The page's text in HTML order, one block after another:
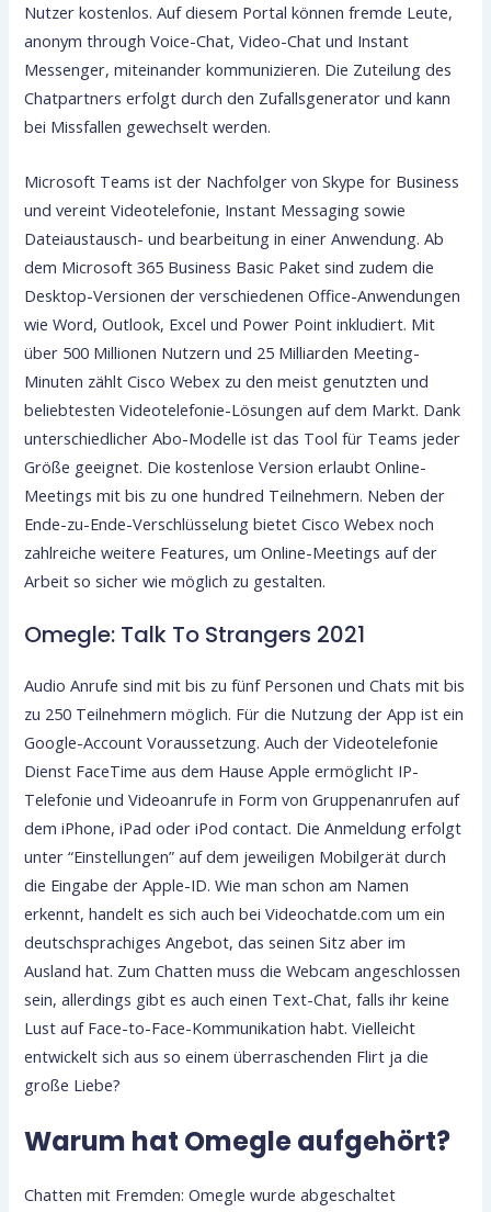
Nutzer kostenlos. Auf diesem Portal können fremde Leute,
anonym through Voice-Chat, Video-Chat und Instant
Messenger, miteinander kommunizieren. Die Zuteilung des
Chatpartners erfolgt durch den Zufallsgenerator und kann
bei Missfallen gewechselt werden.
Microsoft Teams ist der Nachfolger von Skype for Business
und vereint Videotelefonie, Instant Messaging sowie
Dateiaustausch- und bearbeitung in einer Anwendung. Ab
dem Microsoft 365 Business Basic Paket sind zudem die
Desktop-Versionen der verschiedenen Office-Anwendungen
wie Word, Outlook, Excel und Power Point inkludiert. Mit
über 500 Millionen Nutzern und 25 Milliarden Meeting-
Minuten zählt Cisco Webex zu den meist genutzten und
beliebtesten Videotelefonie-Lösungen auf dem Markt. Dank
unterschiedlicher Abo-Modelle ist das Tool für Teams jeder
Größe geeignet. Die kostenlose Version erlaubt Online-
Meetings mit bis zu one hundred Teilnehmern. Neben der
Ende-zu-Ende-Verschlüsselung bietet Cisco Webex noch
zahlreiche weitere Features, um Online-Meetings auf der
Arbeit so sicher wie möglich zu gestalten.
Omegle: Talk To Strangers 2021
Audio Anrufe sind mit bis zu fünf Personen und Chats mit bis
zu 250 Teilnehmern möglich. Für die Nutzung der App ist ein
Google-Account Voraussetzung. Auch der Videotelefonie
Dienst FaceTime aus dem Hause Apple ermöglicht IP-
Telefonie und Videoanrufe in Form von Gruppenanrufen auf
dem iPhone, iPad oder iPod contact. Die Anmeldung erfolgt
unter “Einstellungen” auf dem jeweiligen Mobilgerät durch
die Eingabe der Apple-ID. Wie man schon am Namen
erkennt, handelt es sich auch bei Videochatde.com um ein
deutschsprachiges Angebot, das seinen Sitz aber im
Ausland hat. Zum Chatten muss die Webcam angeschlossen
sein, allerdings gibt es auch einen Text-Chat, falls ihr keine
Lust auf Face-to-Face-Kommunikation habt. Vielleicht
entwickelt sich aus so einem überraschenden Flirt ja die
große Liebe?
Warum hat Omegle aufgehört?
Chatten mit Fremden: Omegle wurde abgeschaltet